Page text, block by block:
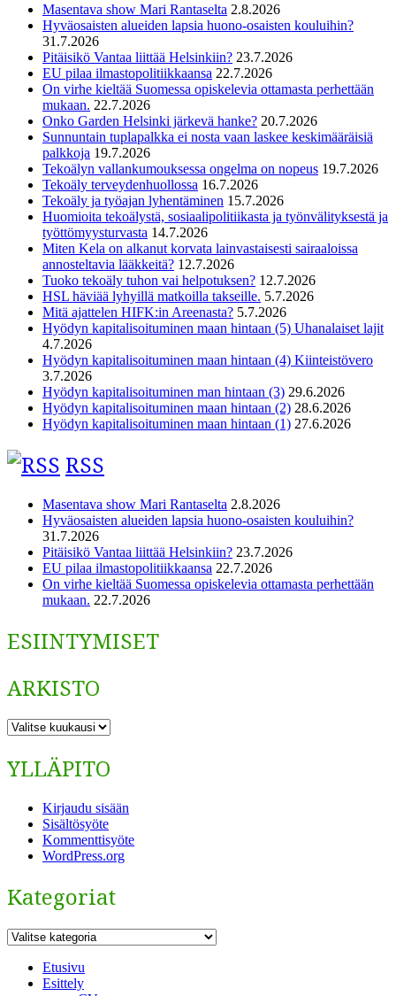
Masentava show Mari Rantaselta 2.8.2026
Hyväosaisten alueiden lapsia huono-osaisten kouluihin?
31.7.2026
Pitäisikö Vantaa liittää Helsinkiin? 23.7.2026
EU pilaa ilmastopolitiikkaansa 22.7.2026
On virhe kieltää Suomessa opiskelevia ottamasta perhettään
mukaan. 22.7.2026
Onko Garden Helsinki järkevä hanke? 20.7.2026
Sunnuntain tuplapalkka ei nosta vaan laskee keskimääräisiä
palkkoja 19.7.2026
Tekoälyn vallankumouksessa ongelma on nopeus 19.7.2026
Tekoäly terveydenhuollossa 16.7.2026
Tekoäly ja työajan lyhentäminen 15.7.2026
Huomioita tekoälystä, sosiaalipolitiikasta ja työnvälityksestä ja
työttömyysturvasta 14.7.2026
Miten Kela on alkanut korvata lainvastaisesti sairaaloissa
annosteltavia lääkkeitä? 12.7.2026
Tuoko tekoäly tuhon vai helpotuksen? 12.7.2026
HSL häviää lyhyillä matkoilla takseille. 5.7.2026
Mitä ajattelen HIFK:in Areenasta? 5.7.2026
Hyödyn kapitalisoituminen maan hintaan (5) Uhanalaiset lajit
4.7.2026
Hyödyn kapitalisoituminen maan hintaan (4) Kiinteistövero
3.7.2026
Hyödyn kapitalisoituminen man hintaan (3) 29.6.2026
Hyödyn kapitalisoituminen maan hintaan (2) 28.6.2026
Hyödyn kapitalisoituminen maan hintaan (1) 27.6.2026
RSS
Masentava show Mari Rantaselta 2.8.2026
Hyväosaisten alueiden lapsia huono-osaisten kouluihin?
31.7.2026
Pitäisikö Vantaa liittää Helsinkiin? 23.7.2026
EU pilaa ilmastopolitiikkaansa 22.7.2026
On virhe kieltää Suomessa opiskelevia ottamasta perhettään
mukaan. 22.7.2026
ESIINTYMISET
ARKISTO
ARKISTO
YLLÄPITO
Kirjaudu sisään
Sisältösyöte
Kommenttisyöte
WordPress.org
Kategoriat
Kategoriat
Etusivu
Esittely